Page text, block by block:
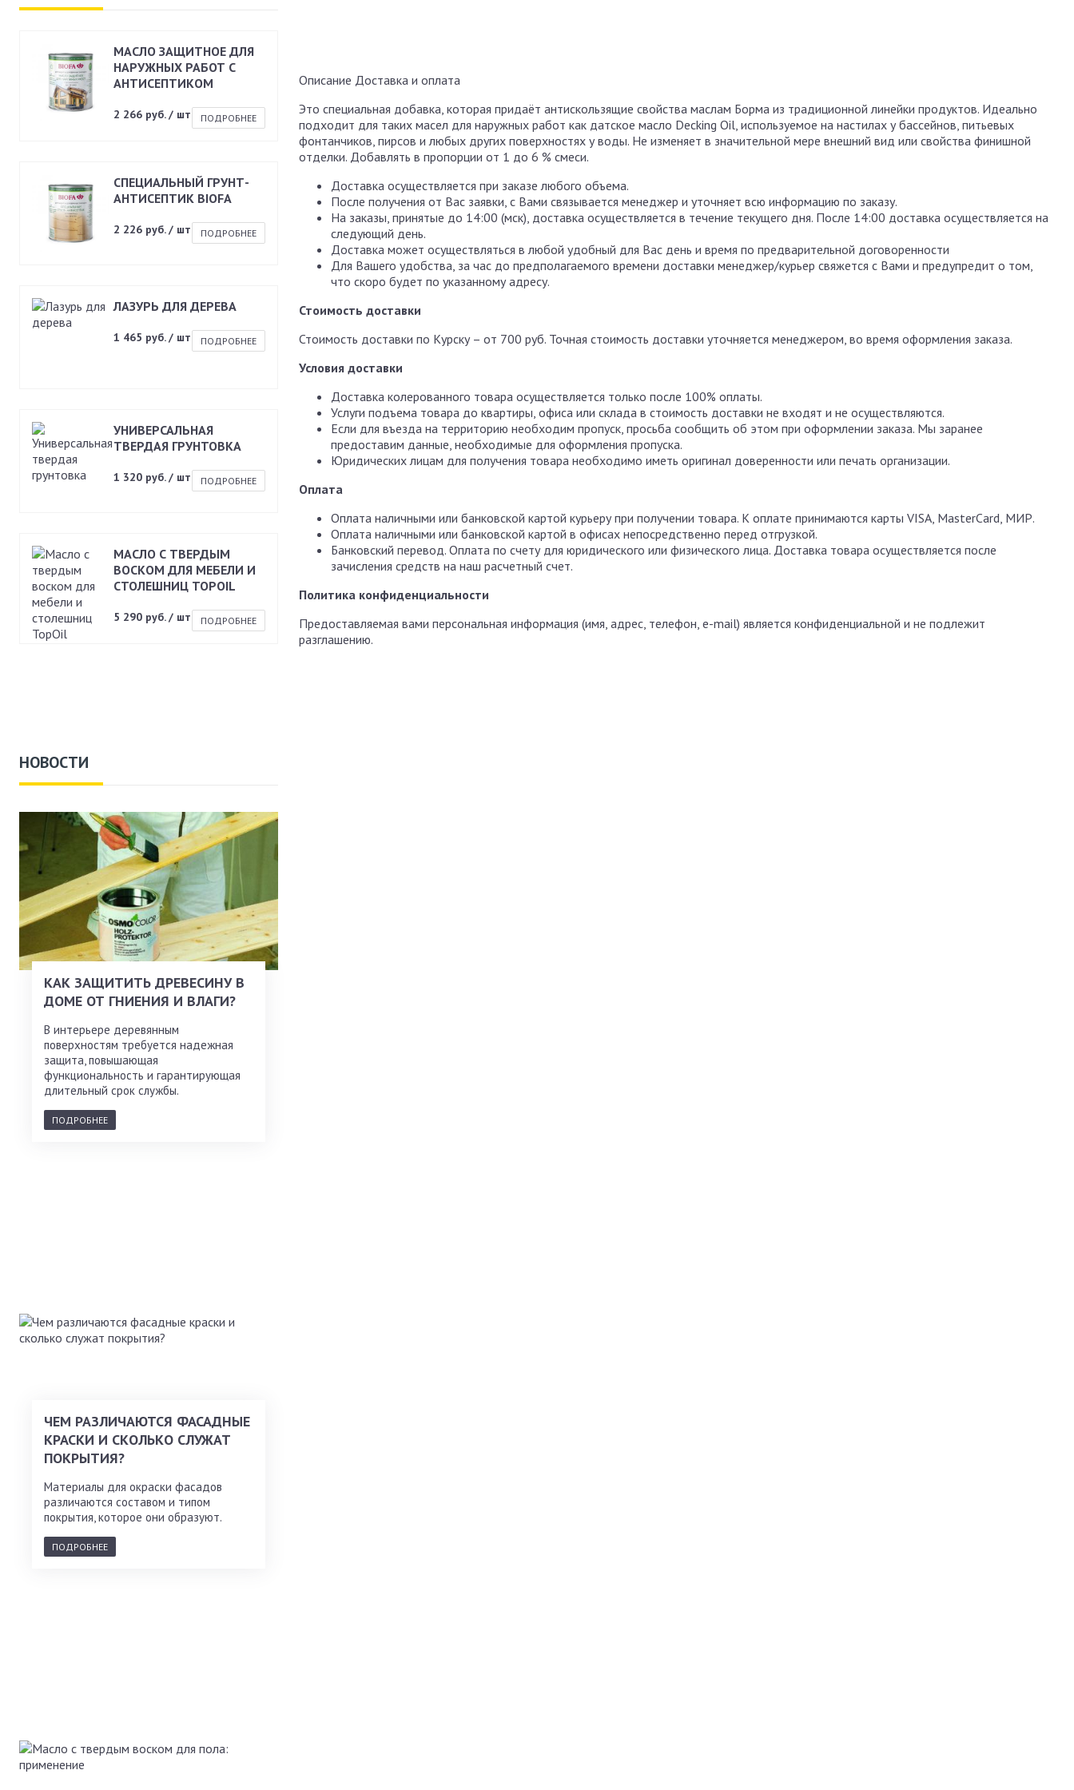
МАСЛО ЗАЩИТНОЕ ДЛЯ
НАРУЖНЫХ РАБОТ С
АНТИСЕПТИКОМ
2 266 руб. / шт ПОДРОБНЕЕ
СПЕЦИАЛЬНЫЙ ГРУНТ-
АНТИСЕПТИК BIOFA
2 226 руб. / шт ПОДРОБНЕЕ
ЛАЗУРЬ ДЛЯ ДЕРЕВА
1 465 руб. / шт ПОДРОБНЕЕ
УНИВЕРСАЛЬНАЯ
ТВЕРДАЯ ГРУНТОВКА
1 320 руб. / шт ПОДРОБНЕЕ
МАСЛО С ТВЕРДЫМ
ВОСКОМ ДЛЯ МЕБЕЛИ И
СТОЛЕШНИЦ TOPOIL
5 290 руб. / шт ПОДРОБНЕЕ
НОВОСТИ
КАК ЗАЩИТИТЬ ДРЕВЕСИНУ В
ДОМЕ ОТ ГНИЕНИЯ И ВЛАГИ?
В интерьере деревянным
поверхностям требуется надежная
защита, повышающая
функциональность и гарантирующая
длительный срок службы.
ПОДРОБНЕЕ
ЧЕМ РАЗЛИЧАЮТСЯ ФАСАДНЫЕ
КРАСКИ И СКОЛЬКО СЛУЖАТ
ПОКРЫТИЯ?
Материалы для окраски фасадов
различаются составом и типом
покрытия, которое они образуют.
ПОДРОБНЕЕ
Описание Доставка и оплата
Это специальная добавка, которая придаёт антискользящие свойства маслам Борма из традиционной линейки продуктов. Идеально
подходит для таких масел для наружных работ как датское масло Decking Oil, используемое на настилах у бассейнов, питьевых
фонтанчиков, пирсов и любых других поверхностях у воды. Не изменяет в значительной мере внешний вид или свойства финишной
отделки. Добавлять в пропорции от 1 до 6 % смеси.
Доставка осуществляется при заказе любого объема.
После получения от Вас заявки, с Вами связывается менеджер и уточняет всю информацию по заказу.
На заказы, принятые до 14:00 (мск), доставка осуществляется в течение текущего дня. После 14:00 доставка осуществляется на
следующий день.
Доставка может осуществляться в любой удобный для Вас день и время по предварительной договоренности
Для Вашего удобства, за час до предполагаемого времени доставки менеджер/курьер свяжется с Вами и предупредит о том,
что скоро будет по указанному адресу.
Стоимость доставки
Стоимость доставки по Курску – от 700 руб. Точная стоимость доставки уточняется менеджером, во время оформления заказа.
Условия доставки
Доставка колерованного товара осуществляется только после 100% оплаты.
Услуги подъема товара до квартиры, офиса или склада в стоимость доставки не входят и не осуществляются.
Если для въезда на территорию необходим пропуск, просьба сообщить об этом при оформлении заказа. Мы заранее
предоставим данные, необходимые для оформления пропуска.
Юридических лицам для получения товара необходимо иметь оригинал доверенности или печать организации.
Оплата
Оплата наличными или банковской картой курьеру при получении товара. К оплате принимаются карты VISA, MasterCard, МИР.
Оплата наличными или банковской картой в офисах непосредственно перед отгрузкой.
Банковский перевод. Оплата по счету для юридического или физического лица. Доставка товара осуществляется после
зачисления средств на наш расчетный счет.
Политика конфиденциальности
Предоставляемая вами персональная информация (имя, адрес, телефон, e-mail) является конфиденциальной и не подлежит
разглашению.